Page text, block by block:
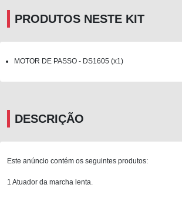
PRODUTOS NESTE KIT
MOTOR DE PASSO - DS1605 (x1)
DESCRIÇÃO
Este anúncio contém os seguintes produtos:
1 Atuador da marcha lenta.